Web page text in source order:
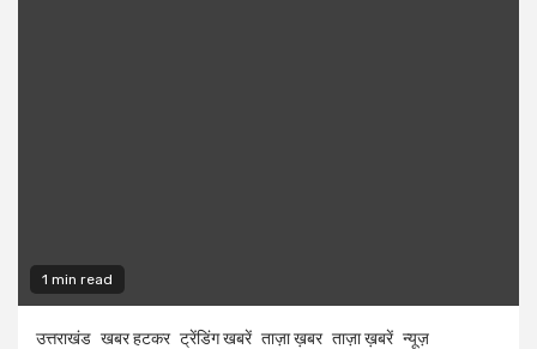
1 min read
उत्तराखंड खबर हटकर ट्रेंडिंग खबरें ताज़ा ख़बर ताज़ा ख़बरें न्यूज़